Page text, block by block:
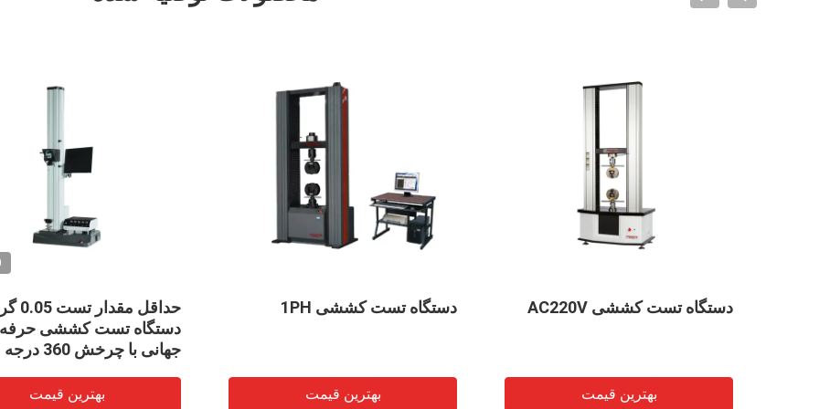
دستگاه تست کشش جهانی پارچه
نرخ افزایش طول کشش CRE
بهترین قیمت
1000mm Stroke Universal
بهترین قیمت
دستگاه تست کشش SGS Carrier
بهترین قیمت